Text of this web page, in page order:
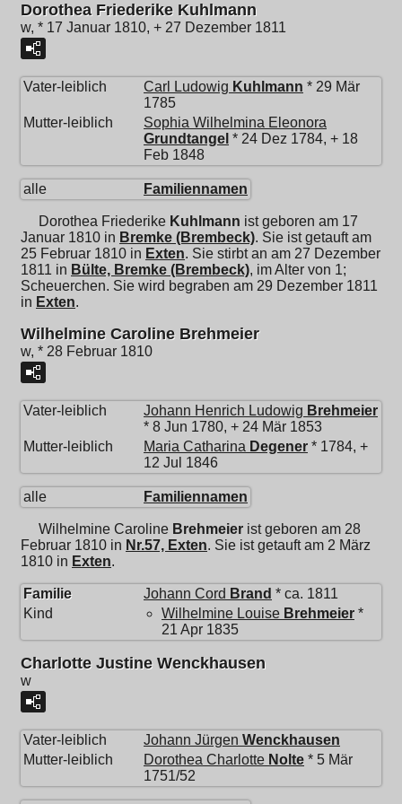
Dorothea Friederike Kuhlmann
w, * 17 Januar 1810, + 27 Dezember 1811
Vater-leiblich Carl Ludowig Kuhlmann * 29 Mär
1785
Mutter-leiblich
Sophia Wilhelmina Eleonora
Grundtangel * 24 Dez 1784, + 18
Feb 1848
alle Familiennamen
Dorothea Friederike Kuhlmann ist geboren am 17
Januar 1810 in Bremke (Brembeck). Sie ist getauft am
25 Februar 1810 in Exten. Sie stirbt an am 27 Dezember
1811 in Bülte, Bremke (Brembeck), im Alter von 1;
Scheuerchen. Sie wird begraben am 29 Dezember 1811
in Exten.
Wilhelmine Caroline Brehmeier
w, * 28 Februar 1810
Vater-leiblich Johann Henrich Ludowig Brehmeier
* 8 Jun 1780, + 24 Mär 1853
Mutter-leiblich
Maria Catharina Degener * 1784, +
12 Jul 1846
alle Familiennamen
Wilhelmine Caroline Brehmeier ist geboren am 28
Februar 1810 in Nr.57, Exten. Sie ist getauft am 2 März
1810 in Exten.
Familie Johann Cord Brand * ca. 1811
Kind
Wilhelmine Louise Brehmeier *
21 Apr 1835
Charlotte Justine Wenckhausen
w
Vater-leiblich Johann Jürgen Wenckhausen
Mutter-leiblich
Dorothea Charlotte Nolte * 5 Mär
1751/52